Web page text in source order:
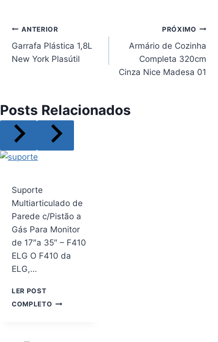
Navegação
de
ANTERIOR
Garrafa Plástica 1,8L
New York Plasútil
PRÓXIMO
Armário de Cozinha
Completa 320cm
Cinza Nice Madesa 01
Posts Relacionados
Suporte
Multiarticulado de
Parede c/Pistão a
Gás Para Monitor
de 17″a 35″ – F410
ELG O F410 da
ELG,…
LER POST
COMPLETO SUPORTE